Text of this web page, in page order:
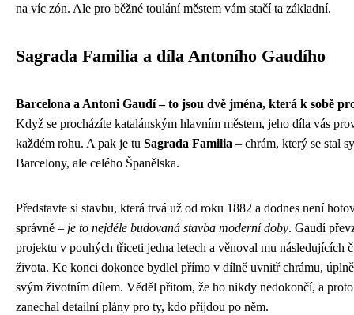
na víc zón. Ale pro běžné toulání městem vám stačí ta základní.
Sagrada Familia a díla Antoního Gaudího
Barcelona a Antoni Gaudí – to jsou dvě jména, která k sobě
Když se procházíte katalánským hlavním městem, jeho díla vás
každém rohu. A pak je tu Sagrada Familia – chrám, který se stal
Barcelony, ale celého Španělska.
Představte si stavbu, která trvá už od roku 1882 a dodnes není
správně – je to nejdéle budovaná stavba moderní doby. Gaudí
projektu v pouhých třiceti jedna letech a věnoval mu následujících
života. Ke konci dokonce bydlel přímo v dílně uvnitř chrámu,
svým životním dílem. Věděl přitom, že ho nikdy nedokončí, a
zanechal detailní plány pro ty, kdo přijdou po něm.